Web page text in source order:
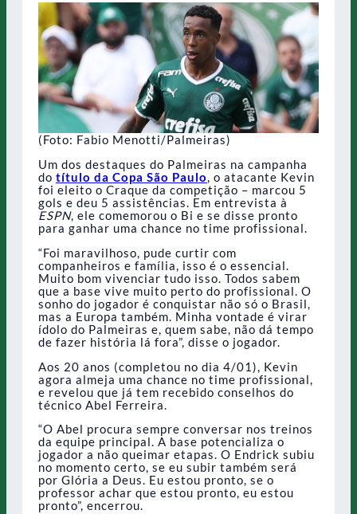
(Foto: Fabio Menotti/Palmeiras)
Um dos destaques do Palmeiras na campanha
do título da Copa São Paulo, o atacante Kevin
foi eleito o Craque da competição – marcou 5
gols e deu 5 assistências. Em entrevista à
ESPN, ele comemorou o Bi e se disse pronto
para ganhar uma chance no time profissional.
“Foi maravilhoso, pude curtir com
companheiros e família, isso é o essencial.
Muito bom vivenciar tudo isso. Todos sabem
que a base vive muito perto do profissional. O
sonho do jogador é conquistar não só o Brasil,
mas a Europa também. Minha vontade é virar
ídolo do Palmeiras e, quem sabe, não dá tempo
de fazer história lá fora”, disse o jogador.
Aos 20 anos (completou no dia 4/01), Kevin
agora almeja uma chance no time profissional,
e revelou que já tem recebido conselhos do
técnico Abel Ferreira.
“O Abel procura sempre conversar nos treinos
da equipe principal. A base potencializa o
jogador a não queimar etapas. O Endrick subiu
no momento certo, se eu subir também será
por Glória a Deus. Eu estou pronto, se o
professor achar que estou pronto, eu estou
pronto”, encerrou.